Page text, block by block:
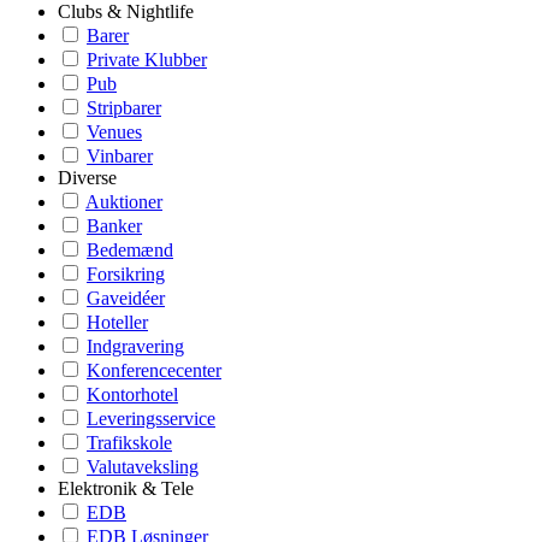
Clubs & Nightlife
Barer
Private Klubber
Pub
Stripbarer
Venues
Vinbarer
Diverse
Auktioner
Banker
Bedemænd
Forsikring
Gaveidéer
Hoteller
Indgravering
Konferencecenter
Kontorhotel
Leveringsservice
Trafikskole
Valutaveksling
Elektronik & Tele
EDB
EDB Løsninger